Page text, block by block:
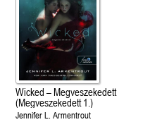
Wicked – Megveszekedett
(Megveszekedett 1.)
Jennifer L. Armentrout